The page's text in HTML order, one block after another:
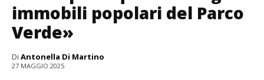
immobili popolari del Parco
Verde»
Di Antonella Di Martino
27 MAGGIO 2025